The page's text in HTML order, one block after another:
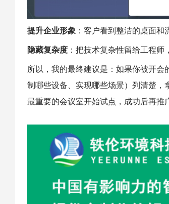
提升企业形象 ：客户看到整洁的桌面和
隐藏复杂度 ：把技术复杂性留给工程师
所以，我的最终建议是：如果你被开
制哪些设备、实现哪些场景）列清楚
最重要的会议室开始试点，成功后再推